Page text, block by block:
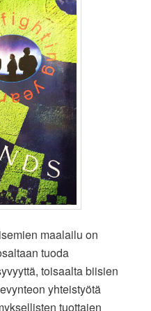
maalailu on
tuoda
toisaalta biisien
yhteistyötä
tuottajen